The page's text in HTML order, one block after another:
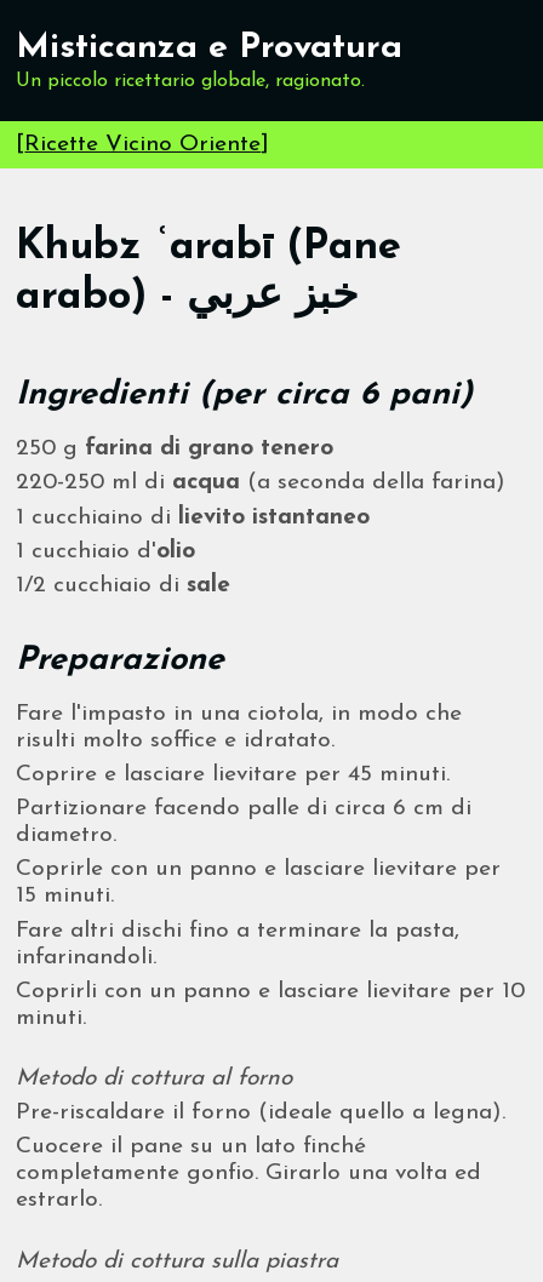
Misticanza e Provatura
Un piccolo ricettario globale, ragionato.
[Ricette Vicino Oriente]
Khubz ʿarabī (Pane
arabo) - خبز عربي
Ingredienti (per circa 6 pani)
250 g farina di grano tenero
220-250 ml di acqua (a seconda della farina)
1 cucchiaino di
lievito istantaneo
1 cucchiaio d'olio
1/2 cucchiaio disale
Preparazione
Fare l'impasto in una ciotola, in modo che
risulti molto soffice e idratato.
Coprire e lasciare lievitare per 45 minuti.
Partizionare facendo palle di circa 6 cm di
diametro.
Coprirle con un panno e lasciare lievitare per
15 minuti.
Fare altri dischi fino a terminare la pasta,
infarinandoli.
Coprirli con un panno e lasciare lievitare per 10
minuti.
Metodo di cottura al forno
Pre-riscaldare il forno (ideale quello a legna).
Cuocere il pane su un lato finché
completamente gonfio. Girarlo una volta ed
estrarlo.
Metodo di cottura sulla piastra